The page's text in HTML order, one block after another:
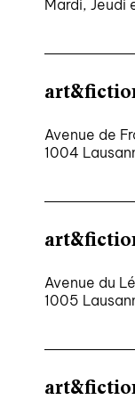
Mardi, Jeudi
Avenue de
1004
Avenue du
1005